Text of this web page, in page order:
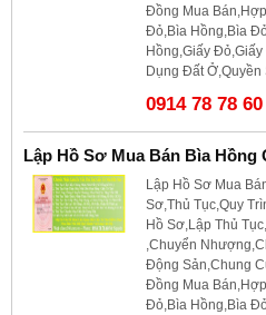
Đồng Mua
Đỏ,Bìa Hồng,Bìa
Hồng,Giấy
Dụng Đất Ở,Quyền
0914 78 78
Lập Hồ Sơ Mua Bán Bìa Hồng
Lập Hồ Sơ Mua
Sơ,Thủ Tục,Quy
Hồ Sơ,Lập Thủ
,Chuyển
Động Sản,Chung
Đồng Mua
Đỏ,Bìa Hồng,Bìa